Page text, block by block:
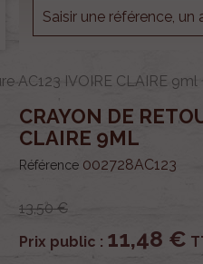
AC123 IVOIRE CLAIRE 9ml
CRAYON DE
CLAIRE 9ML
Référence 002728AC123
13,50 €
Prix public : 11,48 €